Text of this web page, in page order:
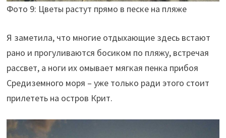
Фото 9: Цветы растут прямо в песке на пляже
Я заметила, что многие отдыхающие здесь встают
рано и прогуливаются босиком по пляжу, встречая
рассвет, а ноги их омывает мягкая пенка прибоя
Средиземного моря – уже только ради этого стоит
прилететь на остров Крит.